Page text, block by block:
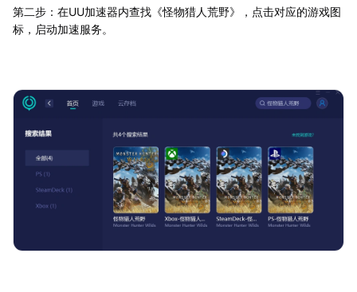
第二步：在UU加速器内查找《怪物猎人荒野》，点击对应的游戏图
标，启动加速服务。